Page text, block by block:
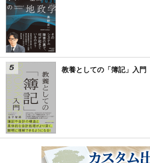
教養としての「簿記」入門